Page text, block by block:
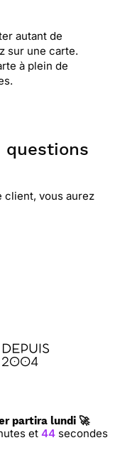
autant de
sur une carte.
à plein de
questions
client, vous aurez
partira lundi 🚀
et 43 secondes